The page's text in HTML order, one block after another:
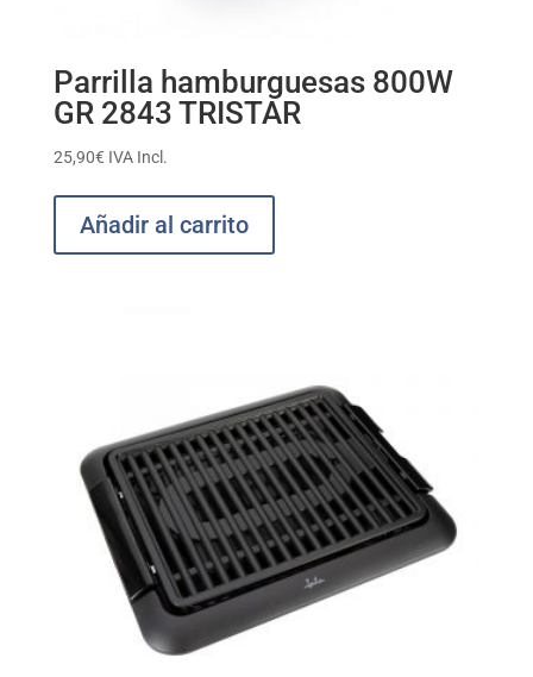
Parrilla hamburguesas 800W
GR 2843 TRISTAR
25,90€ IVA Incl.
Añadir al carrito